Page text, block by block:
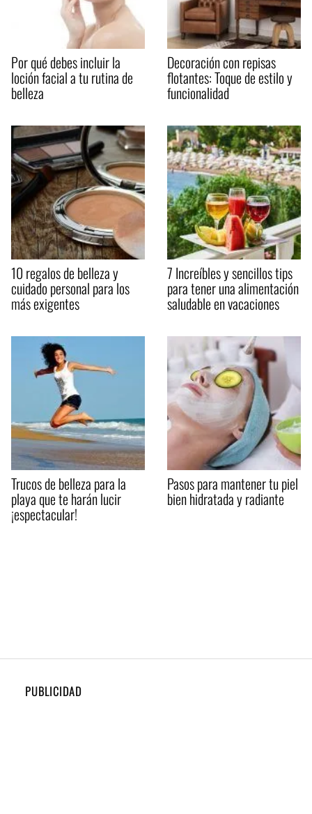
Por qué debes incluir la
loción facial a tu rutina de
belleza
Decoración con repisas
flotantes: Toque de estilo y
funcionalidad
10 regalos de belleza y
cuidado personal para los
más exigentes
7 Increíbles y sencillos tips
para tener una alimentación
saludable en vacaciones
Trucos de belleza para la
playa que te harán lucir
¡espectacular!
Pasos para mantener tu piel
bien hidratada y radiante
PUBLICIDAD